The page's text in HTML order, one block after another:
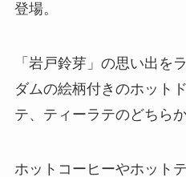
登場。
「岩戸鈴芽」の思い出を
ダムの絵柄付きのホット
テ、ティーラテのどちら
ホットコーヒーやホット